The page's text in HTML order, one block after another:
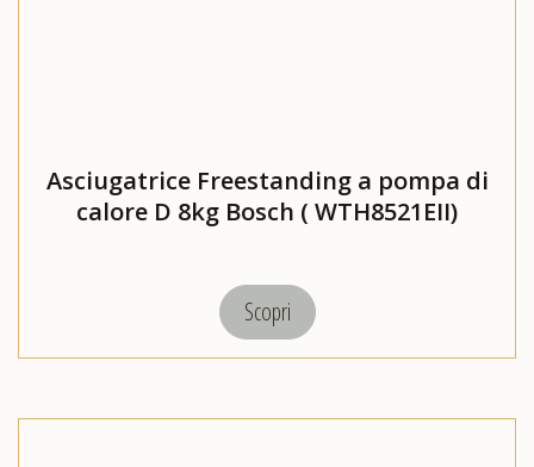
Asciugatrice Freestanding a pompa di
calore D 8kg Bosch ( WTH8521EII)
Scopri